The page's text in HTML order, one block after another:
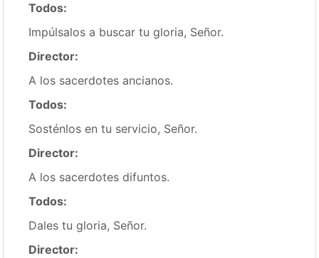
Todos:
Impúlsalos a buscar tu gloria, Señor.
Director:
A los sacerdotes ancianos.
Todos:
Sosténlos en tu servicio, Señor.
Director:
A los sacerdotes difuntos.
Todos:
Dales tu gloria, Señor.
Director: